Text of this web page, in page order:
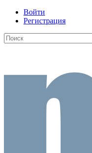
Войти
Регистрация